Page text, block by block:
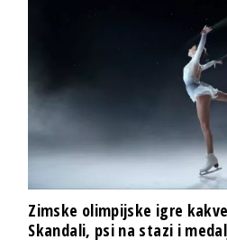
Zimske olimpijske igre
Skandali, psi na stazi i